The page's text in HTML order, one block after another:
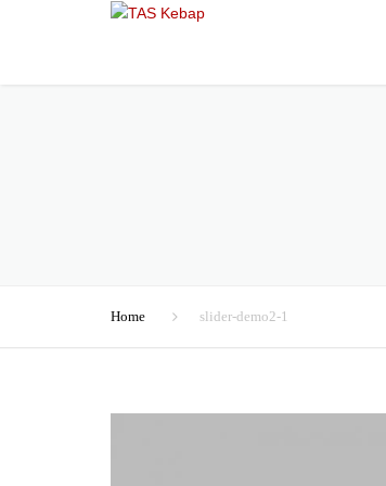
Home slider-demo2-1